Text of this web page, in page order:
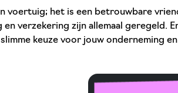
voertuig; het is een betrouwbare
verzekering zijn allemaal geregeld.
keuze voor jouw onderneming